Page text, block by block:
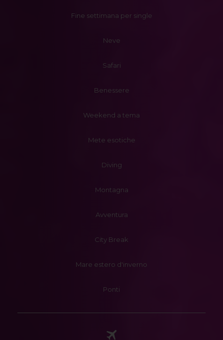
Fine settimana per single
Neve
Safari
Benessere
Weekend a tema
Mete esotiche
Diving
Montagna
Avventura
City Break
Mare estero d'inverno
Ponti